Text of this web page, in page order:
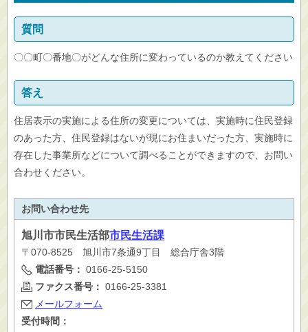
質問
〇〇町〇番地〇がどんな住所に変わっているのか教えてください
答え
住居表示の実施による住所の変更については、実施時に住民登録
のあった方、住民登録はないが現にお住まいだった方、実施時に
存在した事業所などについて調べることができますので、お問い
合わせください。
お問い合わせ先
旭川市市民生活部市民生活課
〒070-8525 旭川市7条通9丁目 総合庁舎3階
電話番号： 0166-25-5150
ファクス番号： 0166-25-3381
メールフォーム
受付時間：